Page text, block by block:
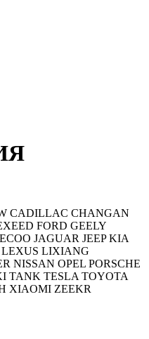
CADILLAC CHANGAN
FORD GEELY
JAGUAR JEEP KIA
LEXUS LIXIANG
NISSAN OPEL PORSCHE
TANK TESLA TOYOTA
XIAOMI ZEEKR